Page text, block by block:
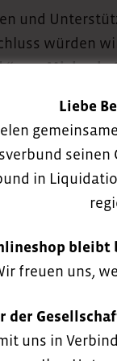
und
würden
von Michaela
2026 in der
Liebe
seinen
in
bleibt
freuen uns,
der
uns in